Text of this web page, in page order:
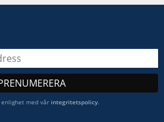
med vår integritetspolicy.